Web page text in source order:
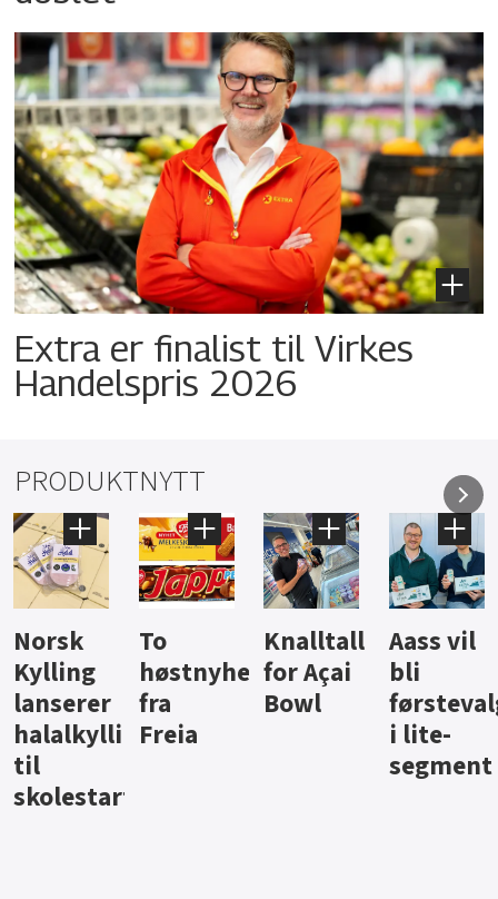
Extra er finalist til Virkes
Handelspris 2026
PRODUKTNYTT
Knalltall
for Açai
Bowl
Aass vil
bli
førstevalg
i lite-
Brus og
jus fra
Berentsen
Hard
iste fra
Hansa